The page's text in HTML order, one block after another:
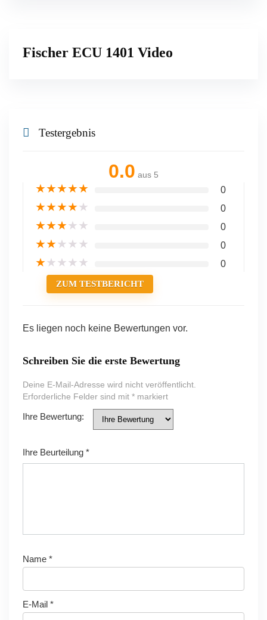
Fischer ECU 1401 Video
Testergebnis
0.0 aus 5
★★★★★ 0
★★★★★ 0
★★★★★ 0
★★★★★ 0
★★★★★ 0
ZUM TESTBERICHT
Es liegen noch keine Bewertungen vor.
Schreiben Sie die erste Bewertung
Deine E-Mail-Adresse wird nicht veröffentlicht.
Erforderliche Felder sind mit *markiert
Ihre Bewertung:
Ihre Beurteilung *
Name *
E-Mail *